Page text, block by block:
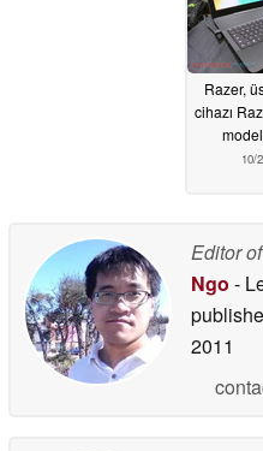
Razer,
cihazı
10/
Editor
Ngo -
2011